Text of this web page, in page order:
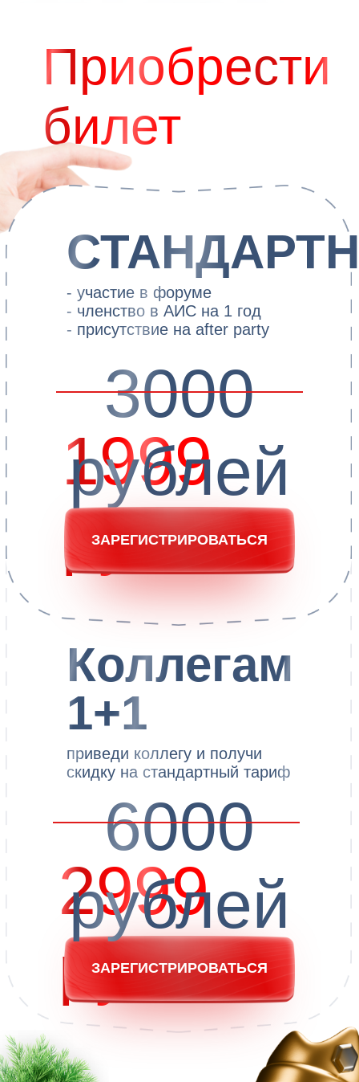
Часто
задаваемые
вопросы
МЕСТО
ФОРУМА
Конгресс-центр
Яровит Холл
Москва, ул. Большая
Якиманка 26.
Полянка и метро
Октябрьская
НАШИ
ПАРТНЕРЫ
Производители
уникальных
мультипептидных
биорегуляторных
оздоровительных средств
биорепарант
в стоматологии
Многофункциональная
программа для
управления
стоматологической
клиникой
Медицинская компания,
занимающаяся
лабораторной
диагностикой